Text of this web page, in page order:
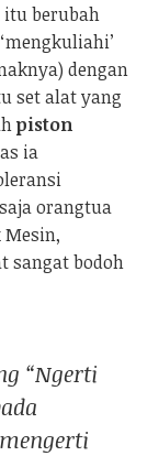
itu berubah
dengan
set alat yang
piston
ia
orangtua
sangat bodoh
“Ngerti